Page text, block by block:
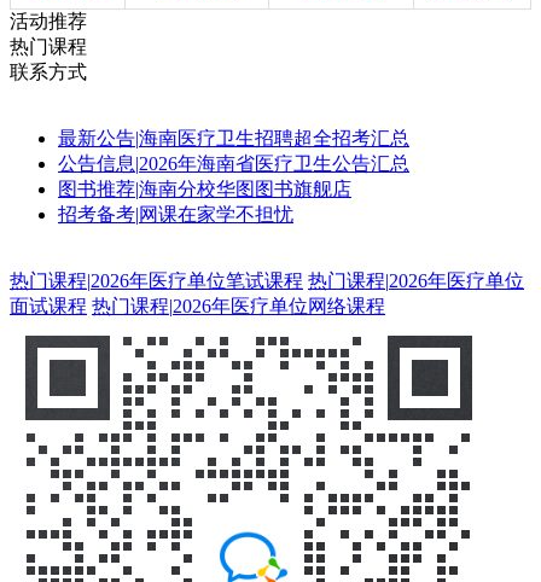
活动推荐
热门课程
联系方式
最新公告|海南医疗卫生招聘超全招考汇总
公告信息|2026年海南省医疗卫生公告汇总
图书推荐|海南分校华图图书旗舰店
招考备考|网课在家学不担忧
热门课程|2026年医疗单位笔试课程 热门课程|2026年医疗单位
面试课程 热门课程|2026年医疗单位网络课程